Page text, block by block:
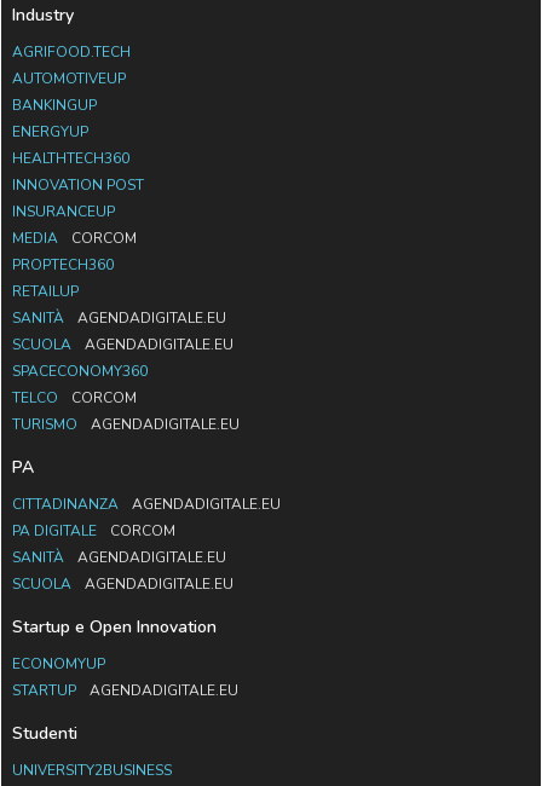
Industry
AGRIFOOD.TECH
AUTOMOTIVEUP
BANKINGUP
ENERGYUP
HEALTHTECH360
INNOVATION POST
INSURANCEUP
MEDIA
CORCOM
PROPTECH360
RETAILUP
SANITÀ
AGENDADIGITALE.EU
SCUOLA
AGENDADIGITALE.EU
SPACECONOMY360
TELCO
CORCOM
TURISMO
AGENDADIGITALE.EU
PA
CITTADINANZA
AGENDADIGITALE.EU
PA DIGITALE
CORCOM
SANITÀ
AGENDADIGITALE.EU
SCUOLA
AGENDADIGITALE.EU
Startup e Open Innovation
ECONOMYUP
STARTUP
AGENDADIGITALE.EU
Studenti
UNIVERSITY2BUSINESS